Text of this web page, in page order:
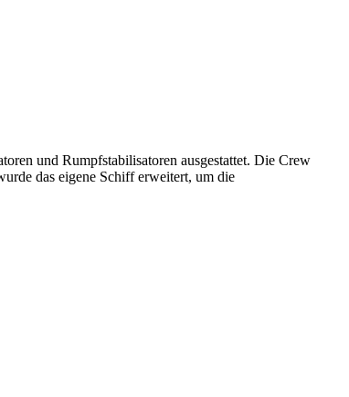
und Rumpfstabilisatoren ausgestattet. Die Crew
das eigene Schiff erweitert, um die